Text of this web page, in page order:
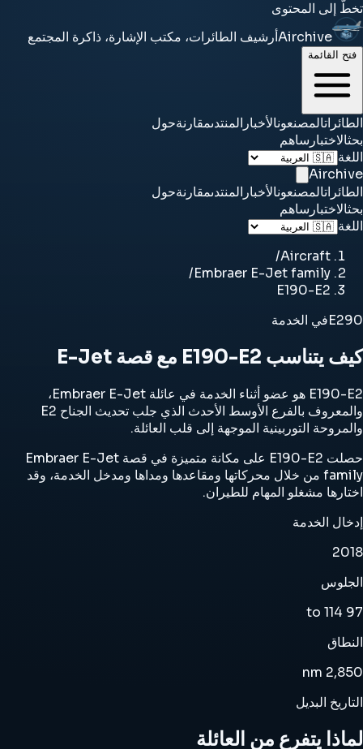
تخطَّ إلى المحتوى
Airchiveأرشيف الطائرات، مكتب الإشارة، ذاكرة المجتمع
فتح القائمة
الطائراتالمصنعونالأخبار المنتدىمقارنةحول
بحثالاختبار ساهم
اللغة
Airchive
الطائراتالمصنعونالأخبار المنتدىمقارنةحول
بحثالاختبار ساهم
اللغة
Aircraft
/
Embraer E-Jet family
/
E190-E2
E290في الخدمة
كيف يتناسب E190-E2 مع قصة E-Jet
E190-E2 هو عضو أثناء الخدمة في عائلة Embraer E-Jet،
والمعروف بالفرع الأوسط الأحدث الذي جلب تحديث الجناح E2
والمروحة التوربينية الموجهة إلى قلب العائلة.
حصلت E190-E2 على مكانة متميزة في قصة Embraer E-Jet
family من خلال محركاتها ومقاعدها ومداها ومدخل الخدمة، وقد
اختارها مشغلو المهام للطيران.
إدخال الخدمة
2018
الجلوس
97 to 114
النطاق
2,850 nm
التاريخ البديل
لماذا يتفرع من العائلة